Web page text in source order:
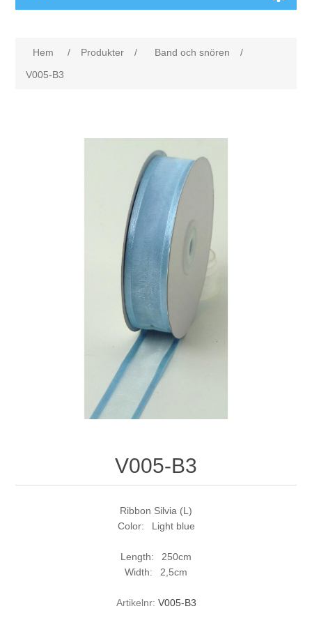
Hem / Produkter / Band och snören
/
V005-B3
V005-B3
Ribbon Silvia (L)
Color: Light blue
Length: 250cm
Width: 2,5cm
Artikelnr: V005-B3